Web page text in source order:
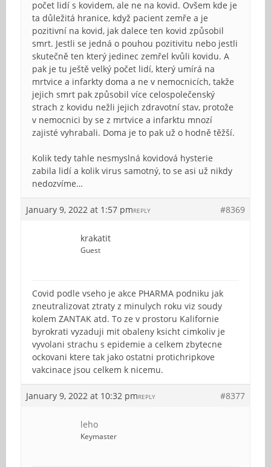
počet lidí s kovidem, ale ne na kovid. Ovšem kde je
ta důležitá hranice, když pacient zemře a je
pozitivní na kovid, jak dalece ten kovid způsobil
smrt. Jestli se jedná o pouhou pozitivitu nebo jestli
skutečně ten který jedinec zemřel kvůli kovidu. A
pak je tu ještě velký počet lidí, který umírá na
mrtvice a infarkty doma a ne v nemocnicích, takže
jejich smrt pak způsobil více celospolečenský
strach z kovidu nežli jejich zdravotní stav, protože
v nemocnici by se z mrtvice a infarktu mnozí
zajisté vyhrabali. Doma je to pak už o hodně těžší.
Kolik tedy tahle nesmyslná kovidová hysterie
zabila lidí a kolik virus samotný, to se asi už nikdy
nedozvíme…
January 9, 2022 at 1:57 pm #8369
REPLY
krakatit
Guest
Covid podle vseho je akce PHARMA podniku jak
zneutralizovat ztraty z minulych roku viz soudy
kolem ZANTAK atd. To ze v prostoru Kalifornie
byrokrati vyzaduji mit obaleny ksicht cimkoliv je
vyvolani strachu s epidemie a celkem zbytecne
ockovani ktere tak jako ostatni protichripkove
vakcinace jsou celkem k nicemu.
January 9, 2022 at 10:32 pm #8377
REPLY
leho
Keymaster